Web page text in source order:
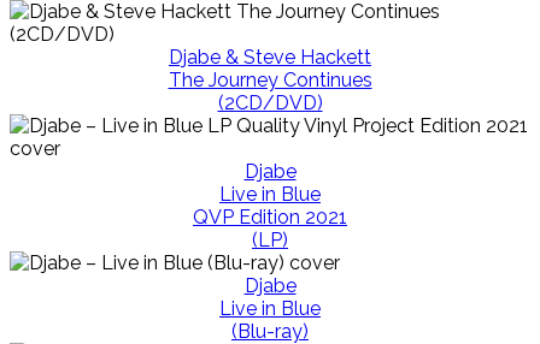
Djabe & Steve Hackett
The Journey Continues
(2CD/DVD)
Djabe
Live in Blue
QVP Edition 2021
(LP)
Djabe
Live in Blue
(Blu-ray)